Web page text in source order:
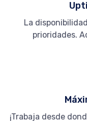
La
prioridades.
¡Trabaja desde